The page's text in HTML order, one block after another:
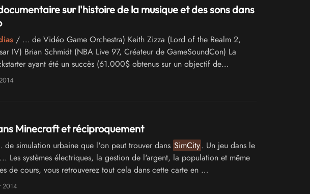
sur l'histoire de la musique et des sons dans
/ … de Vidéo Game Orchestra) Keith Zizza (Lord of the Realm 2,
IV) Brian Schmidt (NBA Live 97, Créateur de GameSoundCon) La
ayant été un succès (61.000$ obtenus sur un objectif de
devrait commencer au …
Minecraft et réciproquement
simulation urbaine que l'on peut trouver dans SimCity. Un jeu dans le
Les systèmes électriques, la gestion de l'argent, la population et même
de cours, vous retrouverez tout cela dans cette carte en …
2014